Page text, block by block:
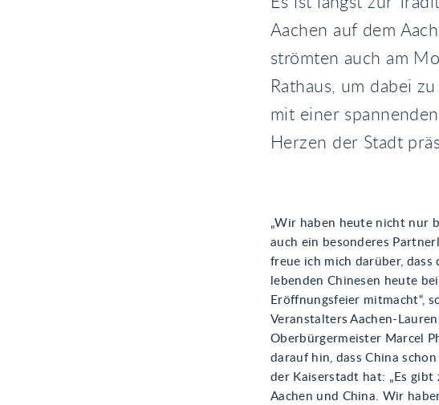
Aachen auf dem
strömten auch am
Rathaus, um dabei
mit einer
Herzen der Stadt
„Wir haben heute nicht nur
auch ein besonderes
freue ich mich darüber, dass
lebenden Chinesen heute
Eröffnungsfeier mitmacht“,
Veranstalters Aachen-
Oberbürgermeister Marcel
darauf hin, dass China
der Kaiserstadt hat: „Es gibt
Aachen und China. Wir